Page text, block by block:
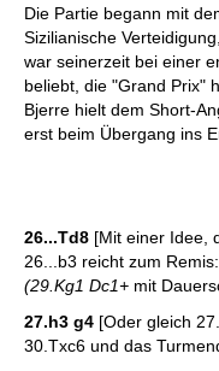
Die Partie begann mit
Sizilianische
war seinerzeit bei einer
beliebt, die "Grand Prix"
Bjerre hielt dem Short-
erst beim Übergang ins
26...Td8 [Mit einer Idee,
26...b3 reicht zum
(29.Kg1 Dc1+ mit
27.h3 g4 [Oder gleich
30.Txc6 und das